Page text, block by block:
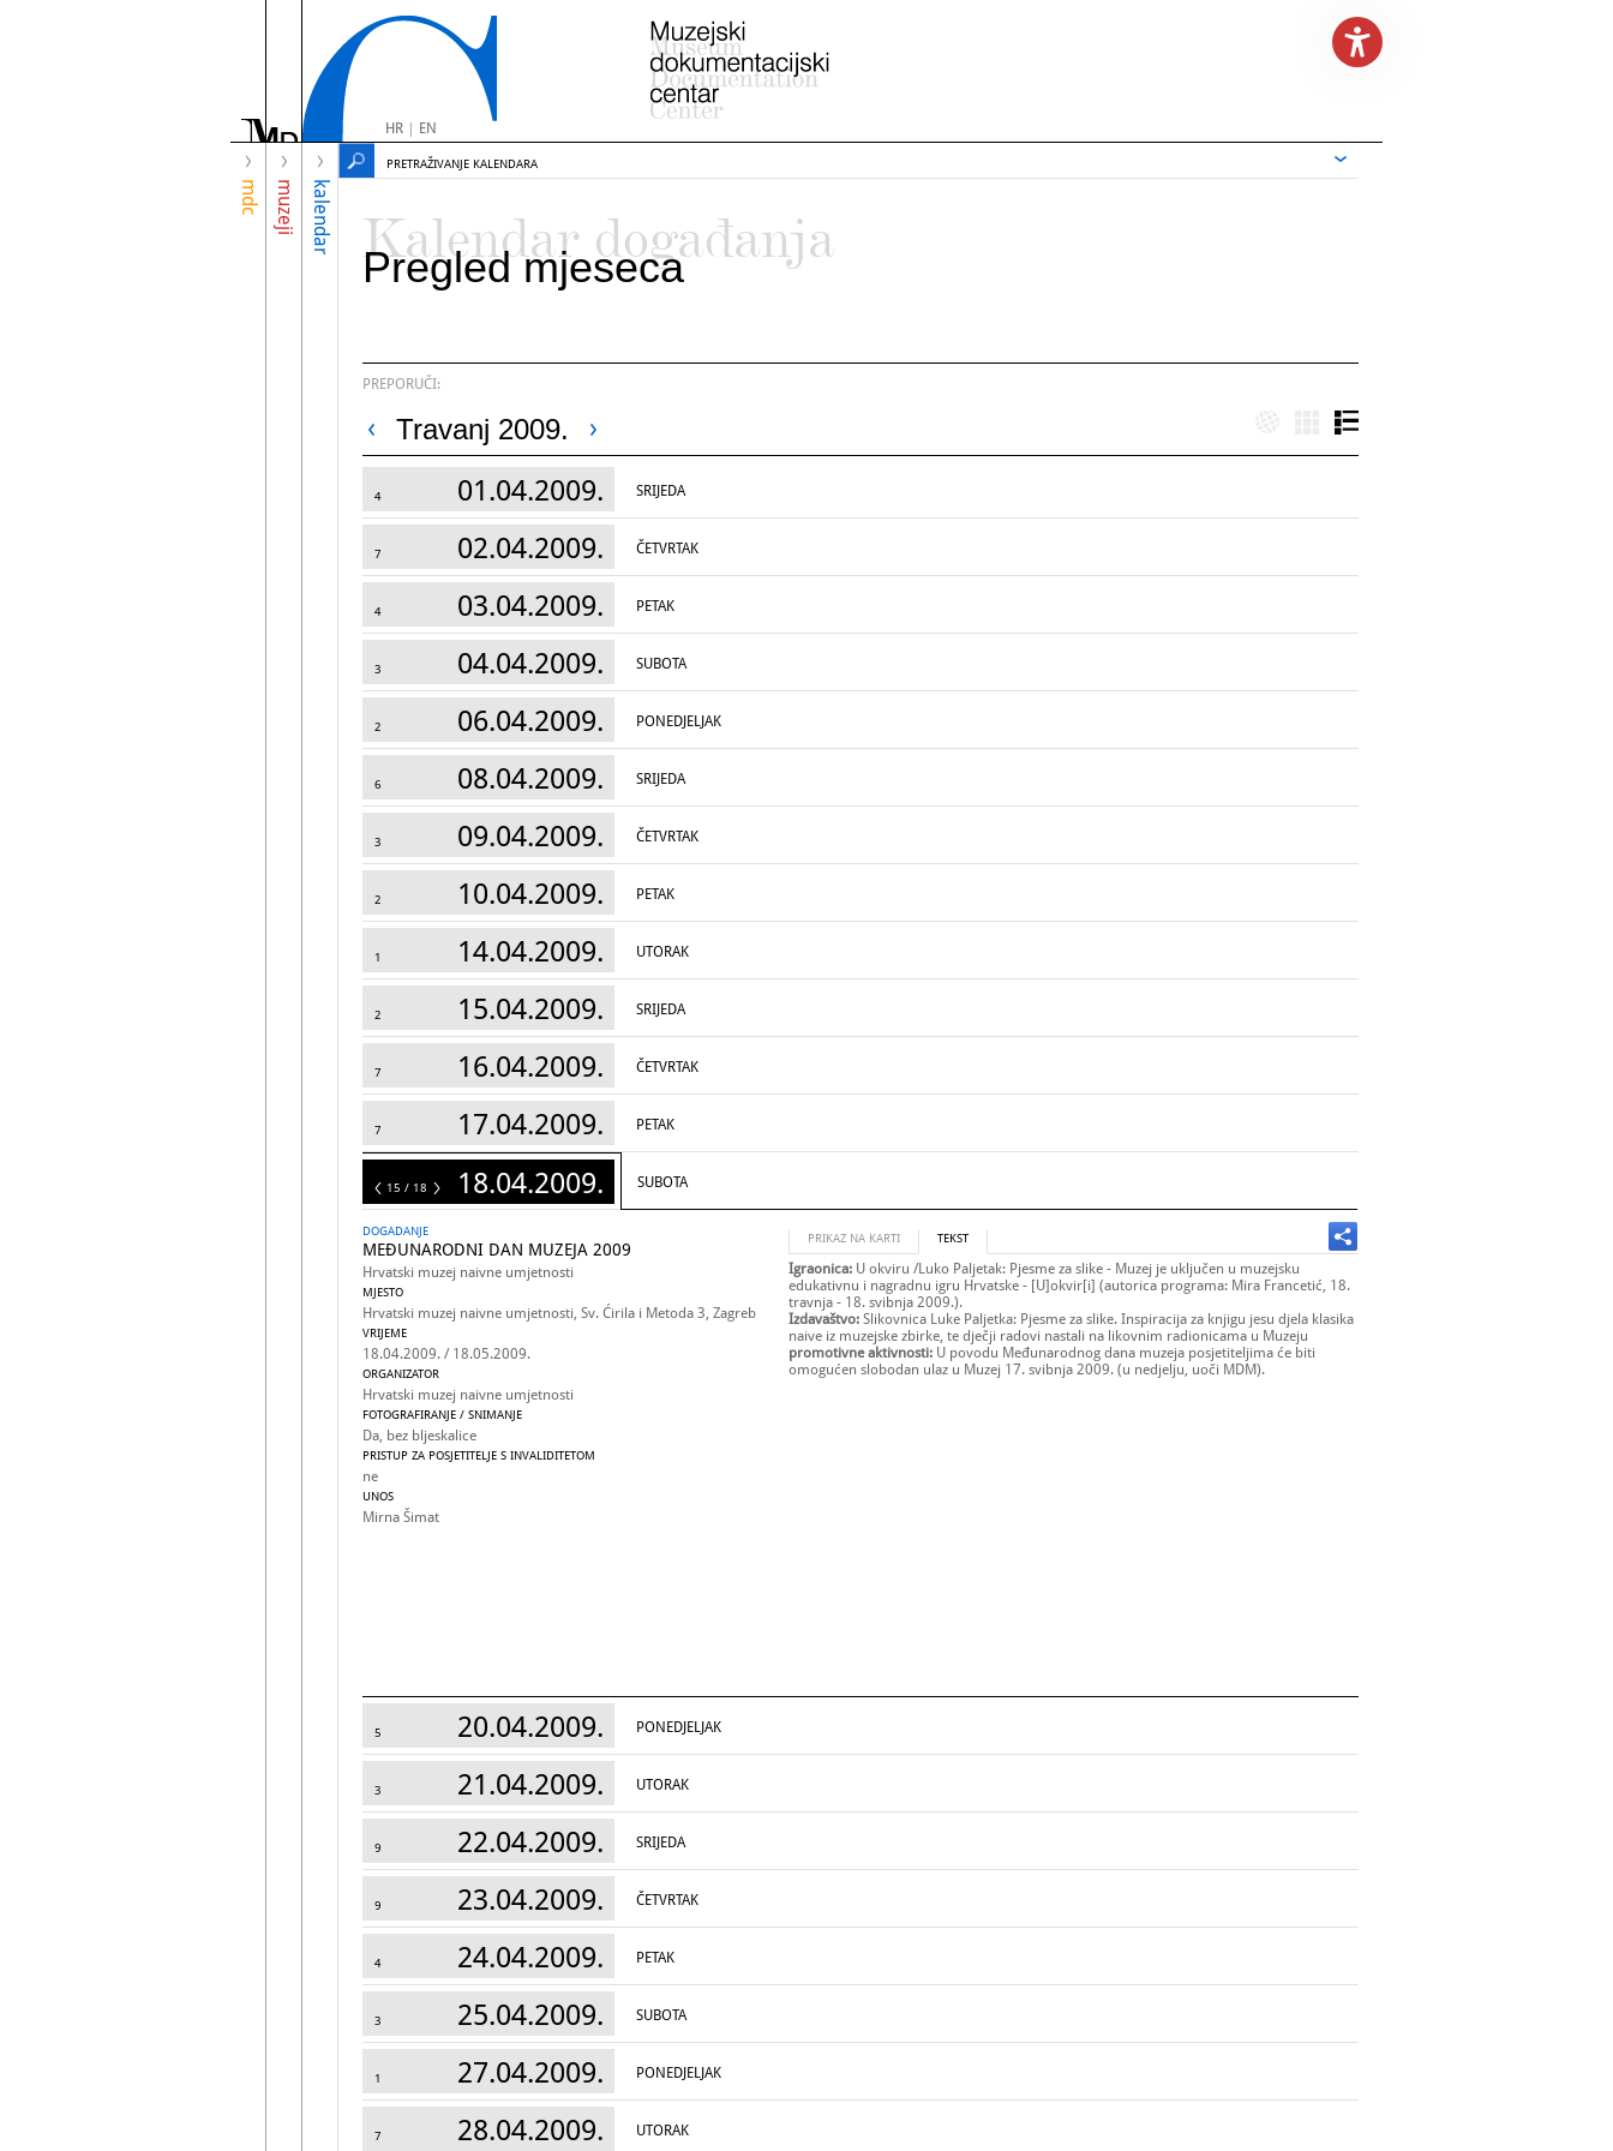
HR| EN
mdc muzeji kalendar
PRETRAŽIVANJE KALENDARA
Kalendar događanja
Pregled mjeseca
PREPORUČI:
Travanj 2009.
4 01.04.2009. SRIJEDA
7 02.04.2009. ČETVRTAK
4 03.04.2009. PETAK
3 04.04.2009. SUBOTA
2 06.04.2009. PONEDJELJAK
6 08.04.2009. SRIJEDA
3 09.04.2009. ČETVRTAK
2 10.04.2009. PETAK
1 14.04.2009. UTORAK
2 15.04.2009. SRIJEDA
7 16.04.2009. ČETVRTAK
7 17.04.2009. PETAK
18 18.04.2009. SUBOTA
15 / 18
DOGADANJE
MEĐUNARODNI DAN MUZEJA 2009
Hrvatski muzej naivne umjetnosti
MJESTO
Hrvatski muzej naivne umjetnosti, Sv. Ćirila i Metoda 3, Zagreb
VRIJEME
18.04.2009. / 18.05.2009.
ORGANIZATOR
Hrvatski muzej naivne umjetnosti
FOTOGRAFIRANJE / SNIMANJE
Da, bez bljeskalice
PRISTUP ZA POSJETITELJE S INVALIDITETOM
ne
UNOS
Mirna Šimat
PRIKAZ NA KARTI TEKST
Igraonica: U okviru /Luko Paljetak: Pjesme za slike - Muzej je uključen u muzejsku
edukativnu i nagradnu igru Hrvatske - [U]okvir[i] (autorica programa: Mira Francetić, 18.
travnja - 18. svibnja 2009.).
Izdavaštvo: Slikovnica Luke Paljetka: Pjesme za slike. Inspiracija za knjigu jesu djela klasika
naive iz muzejske zbirke, te dječji radovi nastali na likovnim radionicama u Muzeju
promotivne aktivnosti: U povodu Međunarodnog dana muzeja posjetiteljima će biti
omogućen slobodan ulaz u Muzej 17. svibnja 2009. (u nedjelju, uoči MDM).
5 20.04.2009. PONEDJELJAK
3 21.04.2009. UTORAK
9 22.04.2009. SRIJEDA
9 23.04.2009. ČETVRTAK
4 24.04.2009. PETAK
3 25.04.2009. SUBOTA
1 27.04.2009. PONEDJELJAK
7 28.04.2009. UTORAK